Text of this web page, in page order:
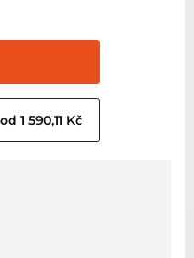
od 1 590,11 Kč